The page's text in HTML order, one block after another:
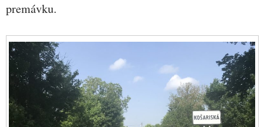
premávku.